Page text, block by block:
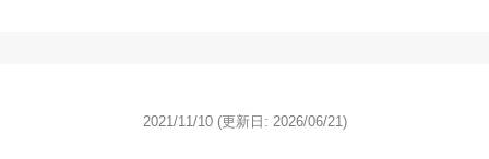
2021/11/10 (更新日: 2026/06/21)